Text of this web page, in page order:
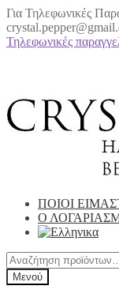
Για Τηλεφωνικές
Τηλεφωνικές
πλοήγηση
ΠΟΙΟΙ
Ο
Αναζήτηση
για:Μενού